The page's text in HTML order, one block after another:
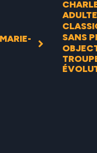
SANS